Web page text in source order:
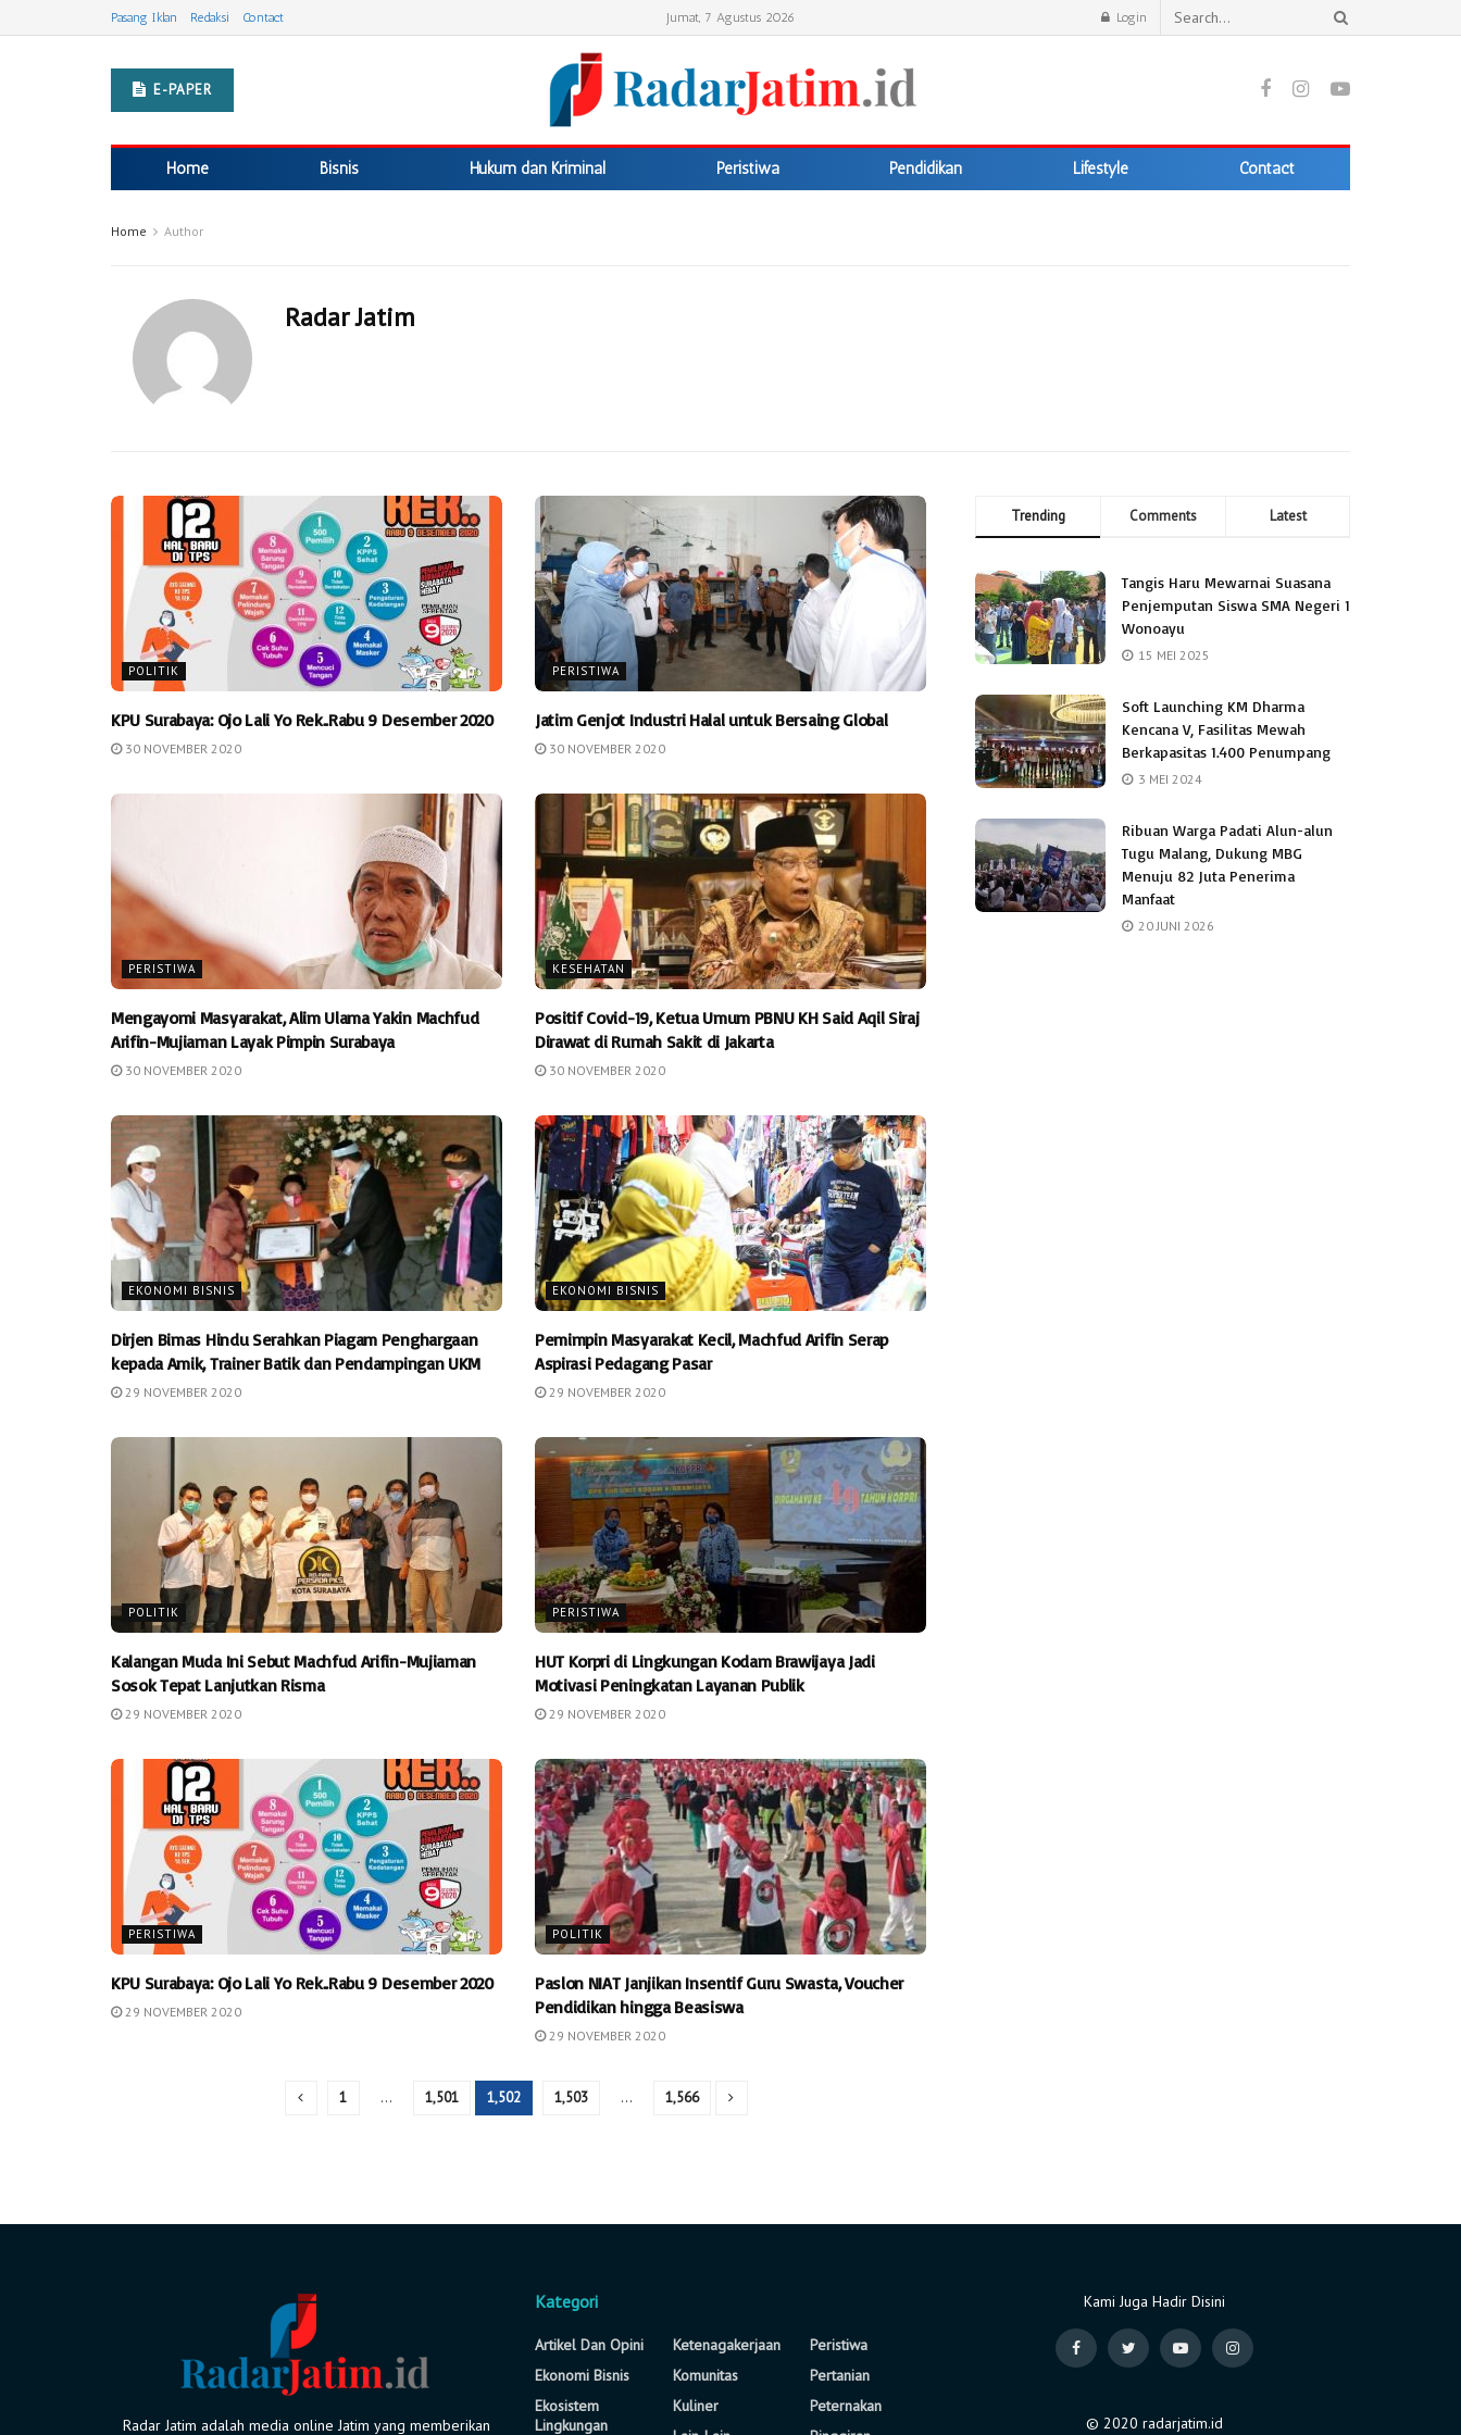
Pasang Iklan Redaksi Contact Jumat, 7 Agustus 2026 Login
E-PAPER
Home Bisnis Hukum dan Kriminal Peristiwa Pendidikan Lifestyle Contact
Home Author
Radar Jatim
POLITIK
KPU Surabaya: Ojo Lali Yo Rek..Rabu 9 Desember 2020
30 NOVEMBER 2020
PERISTIWA
Jatim Genjot Industri Halal untuk Bersaing Global
30 NOVEMBER 2020
PERISTIWA
Mengayomi Masyarakat, Alim Ulama Yakin Machfud
Arifin-Mujiaman Layak Pimpin Surabaya
30 NOVEMBER 2020
KESEHATAN
Positif Covid-19, Ketua Umum PBNU KH Said Aqil Siraj
Dirawat di Rumah Sakit di Jakarta
30 NOVEMBER 2020
EKONOMI BISNIS
Dirjen Bimas Hindu Serahkan Piagam Penghargaan
kepada Amik, Trainer Batik dan Pendampingan UKM
29 NOVEMBER 2020
EKONOMI BISNIS
Pemimpin Masyarakat Kecil, Machfud Arifin Serap
Aspirasi Pedagang Pasar
29 NOVEMBER 2020
POLITIK
Kalangan Muda Ini Sebut Machfud Arifin-Mujiaman
Sosok Tepat Lanjutkan Risma
29 NOVEMBER 2020
PERISTIWA
HUT Korpri di Lingkungan Kodam Brawijaya Jadi
Motivasi Peningkatan Layanan Publik
29 NOVEMBER 2020
PERISTIWA
KPU Surabaya: Ojo Lali Yo Rek..Rabu 9 Desember 2020
29 NOVEMBER 2020
POLITIK
Paslon NIAT Janjikan Insentif Guru Swasta, Voucher
Pendidikan hingga Beasiswa
29 NOVEMBER 2020
1 … 1,501 1,502 1,503 … 1,566
Trending Comments Latest
Tangis Haru Mewarnai Suasana
Penjemputan Siswa SMA Negeri 1
Wonoayu
15 MEI 2025
Soft Launching KM Dharma
Kencana V, Fasilitas Mewah
Berkapasitas 1.400 Penumpang
3 MEI 2024
Ribuan Warga Padati Alun-alun
Tugu Malang, Dukung MBG
Menuju 82 Juta Penerima
Manfaat
20 JUNI 2026
Radar Jatim adalah media online Jatim yang memberikan
Kategori
Artikel Dan Opini
Ekonomi Bisnis
Ekosistem
Lingkungan
Ketenagakerjaan
Komunitas
Kuliner
Peristiwa
Pertanian
Peternakan
Kami Juga Hadir Disini
© 2020 radarjatim.id